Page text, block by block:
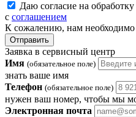
Даю согласие на
с соглашением
К сожалению, нам необходимо
Отправить
Заявка в сервисный центр
Имя (обязательное поле)
знать ваше имя
Телефон (обязательное поле)
нужен ваш номер, чтобы мы
Электронная почта